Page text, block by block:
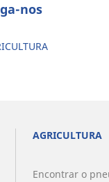
nos
AGRICULTURA
Encontrar o